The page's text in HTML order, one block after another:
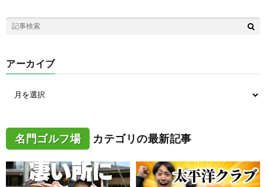
アーカイブ
名門ゴルフ場 カテゴリの最新記事